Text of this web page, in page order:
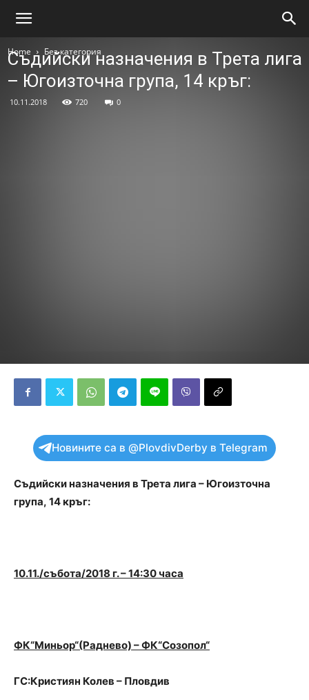
Home Без категория
Съдийски назначения в Трета лига
– Югоизточна група, 14 кръг:
10.11.2018 720 0
Новините са в @PlovdivDerby в Telegram
Съдийски назначения в Трета лига – Югоизточна
група, 14 кръг:
10.11./събота/2018 г. – 14:30 часа
ФК“Миньор“(Раднево) – ФК“Созопол“
ГС:Кристиян Колев – Пловдив